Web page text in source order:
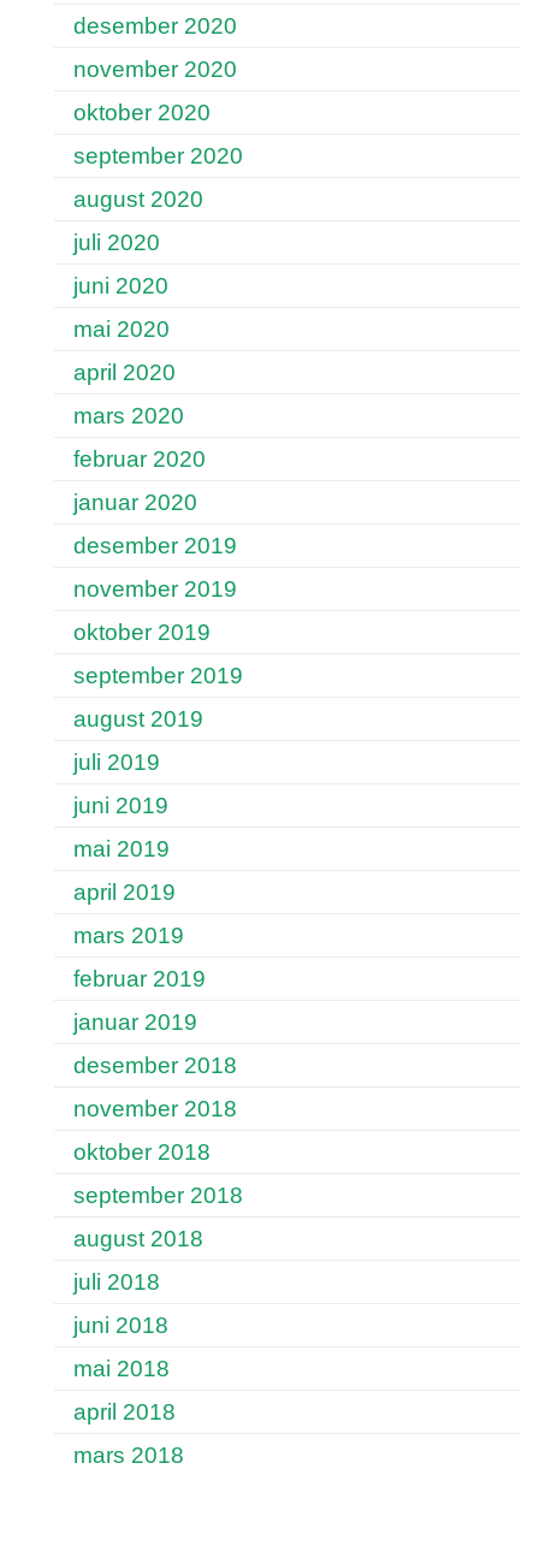
desember 2020
november 2020
oktober 2020
september 2020
august 2020
juli 2020
juni 2020
mai 2020
april 2020
mars 2020
februar 2020
januar 2020
desember 2019
november 2019
oktober 2019
september 2019
august 2019
juli 2019
juni 2019
mai 2019
april 2019
mars 2019
februar 2019
januar 2019
desember 2018
november 2018
oktober 2018
september 2018
august 2018
juli 2018
juni 2018
mai 2018
april 2018
mars 2018